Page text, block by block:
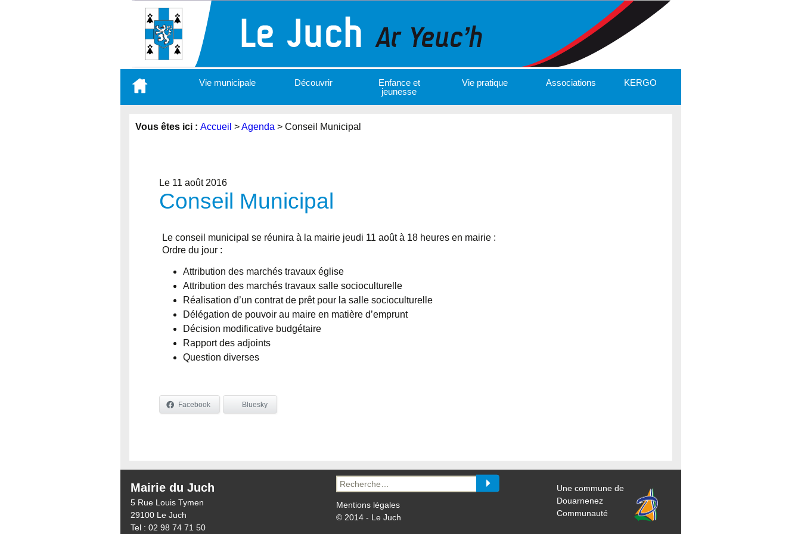
contenu
Vie municipale Découvrir
Enfance et
jeunesse
Vie pratique Associations KERGO
Vous êtes ici : Accueil >Agenda > Conseil Municipal
Le 11 août 2016
Conseil Municipal
Le conseil municipal se réunira à la mairie jeudi 11 août à 18 heures en mairie :
Ordre du jour :
Attribution des marchés travaux église
Attribution des marchés travaux salle socioculturelle
Réalisation d’un contrat de prêt pour la salle socioculturelle
Délégation de pouvoir au maire en matière d’emprunt
Décision modificative budgétaire
Rapport des adjoints
Question diverses
Facebook Bluesky
Mairie du Juch
5 Rue Louis Tymen
29100 Le Juch
Tel : 02 98 74 71 50
Recherche
pour :
Mentions légales
© 2014 - Le Juch
Une commune de
Douarnenez
Communauté